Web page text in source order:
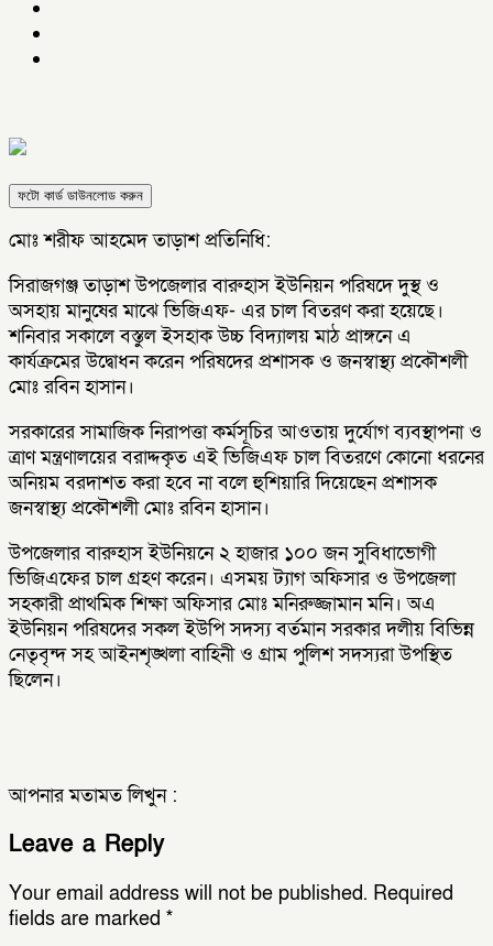
ফটো কার্ড ডাউনলোড করুন
মোঃ শরীফ আহমেদ তাড়াশ প্রতিনিধি:
সিরাজগঞ্জ তাড়াশ উপজেলার বারুহাস ইউনিয়ন পরিষদে দুস্থ ও
অসহায় মানুষের মাঝে ভিজিএফ- এর চাল বিতরণ করা হয়েছে।
শনিবার সকালে বস্তুল ইসহাক উচ্চ বিদ্যালয় মাঠ প্রাঙ্গনে এ
কার্যক্রমের উদ্বোধন করেন পরিষদের প্রশাসক ও জনস্বাস্থ্য প্রকৌশলী
মোঃ রবিন হাসান।
সরকারের সামাজিক নিরাপত্তা কর্মসূচির আওতায় দুর্যোগ ব্যবস্থাপনা ও
ত্রাণ মন্ত্রণালয়ের বরাদ্দকৃত এই ভিজিএফ চাল বিতরণে কোনো ধরনের
অনিয়ম বরদাশত করা হবে না বলে হুশিয়ারি দিয়েছেন প্রশাসক
জনস্বাস্থ্য প্রকৌশলী মোঃ রবিন হাসান।
উপজেলার বারুহাস ইউনিয়নে ২ হাজার ১০০ জন সুবিধাভোগী
ভিজিএফের চাল গ্রহণ করেন। এসময় ট্যাগ অফিসার ও উপজেলা
সহকারী প্রাথমিক শিক্ষা অফিসার মোঃ মনিরুজ্জামান মনি। অএ
ইউনিয়ন পরিষদের সকল ইউপি সদস্য বর্তমান সরকার দলীয় বিভিন্ন
নেতৃবৃন্দ সহ আইনশৃঙ্খলা বাহিনী ও গ্রাম পুলিশ সদস্যরা উপস্থিত
ছিলেন।
আপনার মতামত লিখুন :
Leave a Reply
Your email address will not be published. Required
fields are marked *